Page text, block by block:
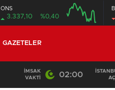
ONS
3.337,10 %0,40
GAZETELER
İMSAK
VAKTI
02:00